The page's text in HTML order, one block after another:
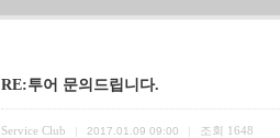
RE:투어 문의드립니다.
Service Club 2017.01.09 09:00 조회 1648